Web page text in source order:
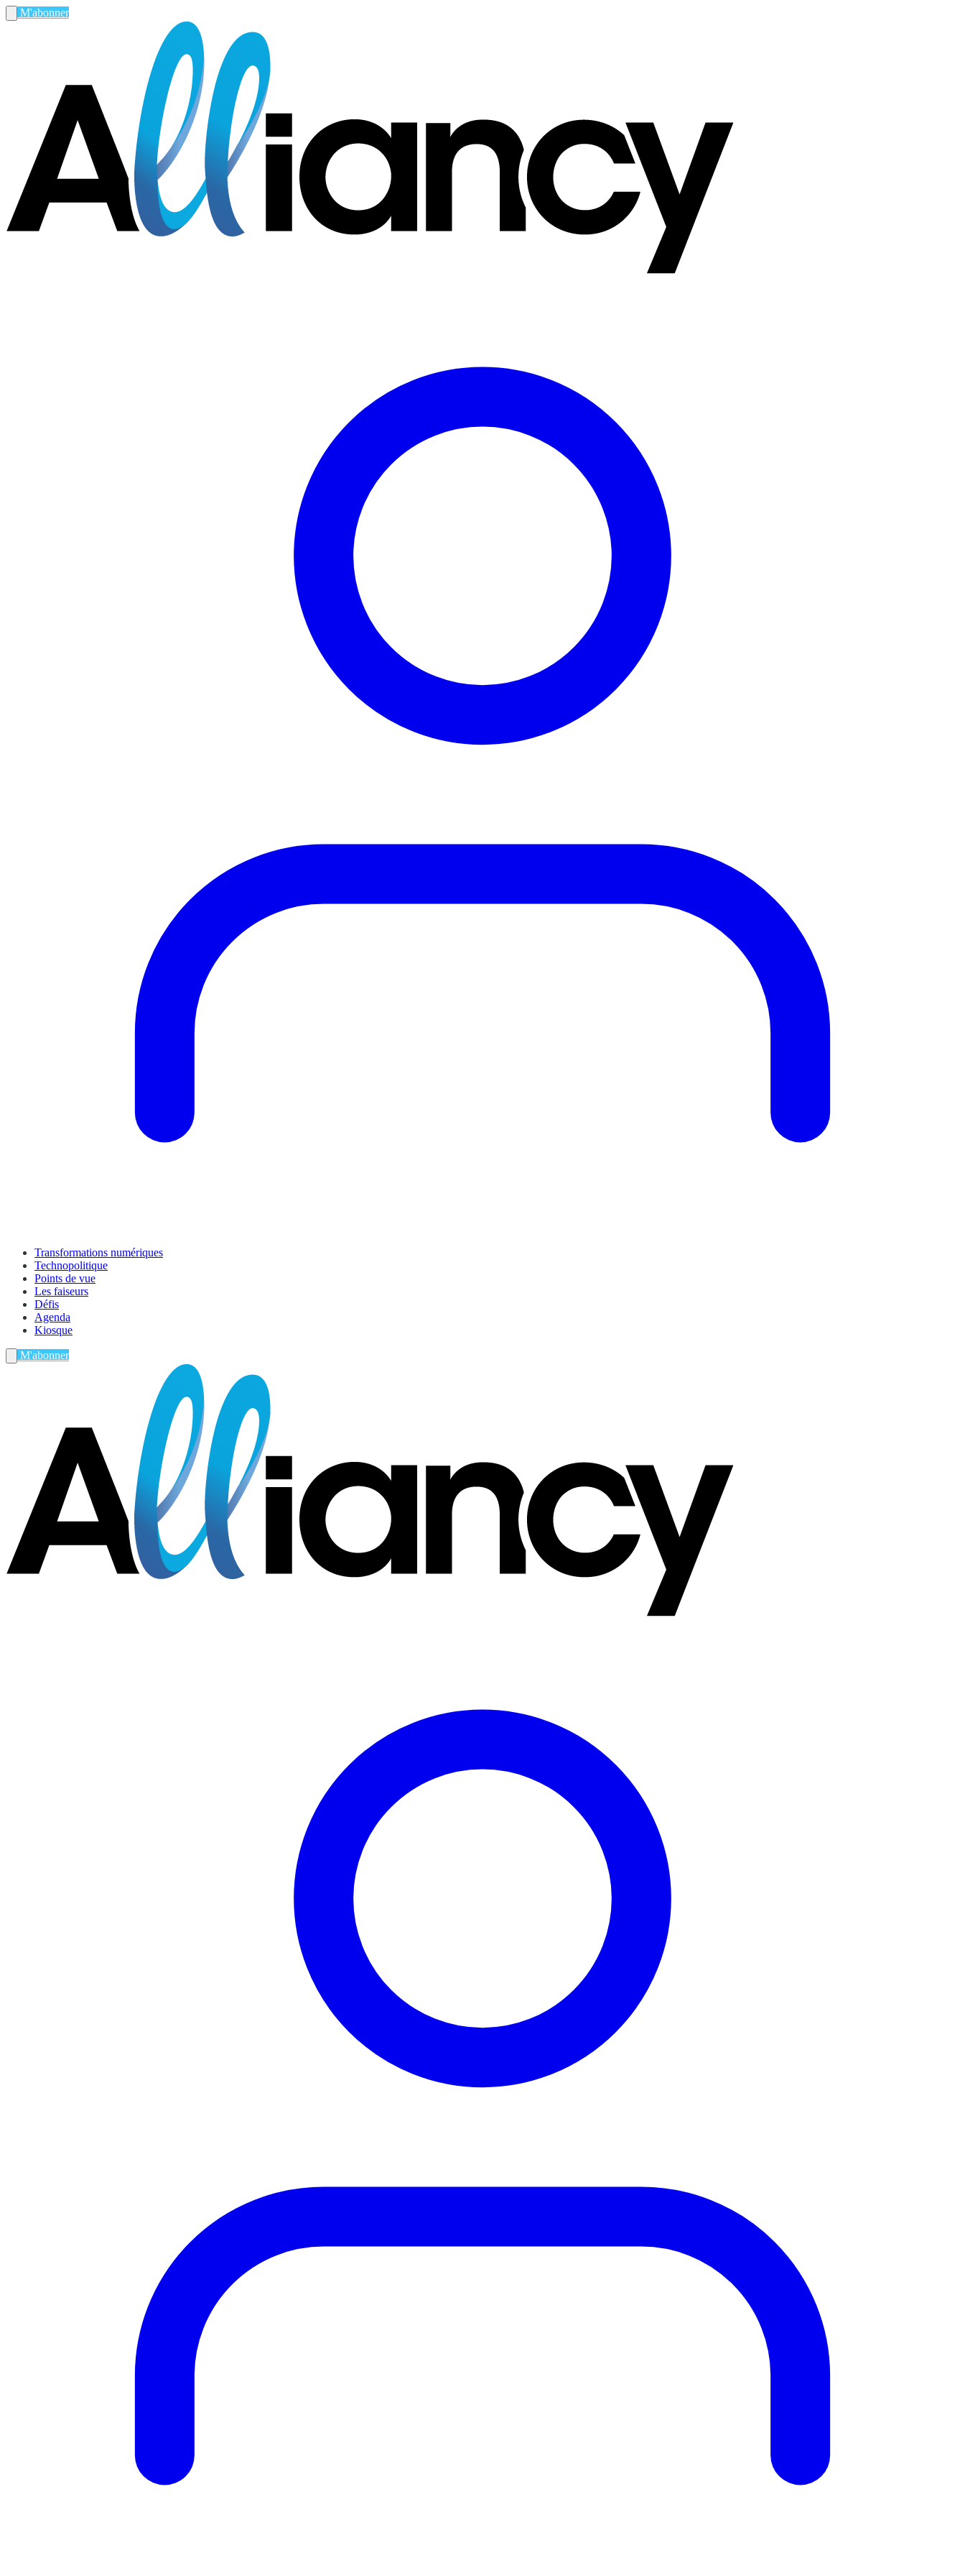
M'abonner
Transformations numériques
Technopolitique
Points de vue
Les faiseurs
Défis
Agenda
Kiosque
M'abonner